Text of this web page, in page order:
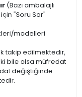
(Bazı ambalajlı
"Soru Sor"
modelleri
takip edilmektedir,
bile olsa müfredat
değiştiğinde